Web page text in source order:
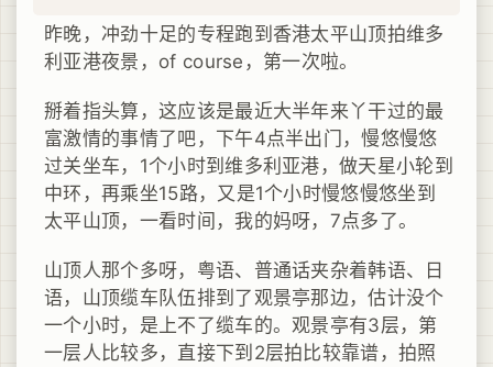
昨晚，冲劲十足的专程跑到香港太平山顶拍维多
利亚港夜景，of course，第一次啦。
掰着指头算，这应该是最近大半年来丫干过的最
富激情的事情了吧，下午4点半出门，慢悠慢悠
过关坐车，1个小时到维多利亚港，做天星小轮到
中环，再乘坐15路，又是1个小时慢悠慢悠坐到
太平山顶，一看时间，我的妈呀，7点多了。
山顶人那个多呀，粤语、普通话夹杂着韩语、日
语，山顶缆车队伍排到了观景亭那边，估计没个
一个小时，是上不了缆车的。观景亭有3层，第
一层人比较多，直接下到2层拍比较靠谱，拍照